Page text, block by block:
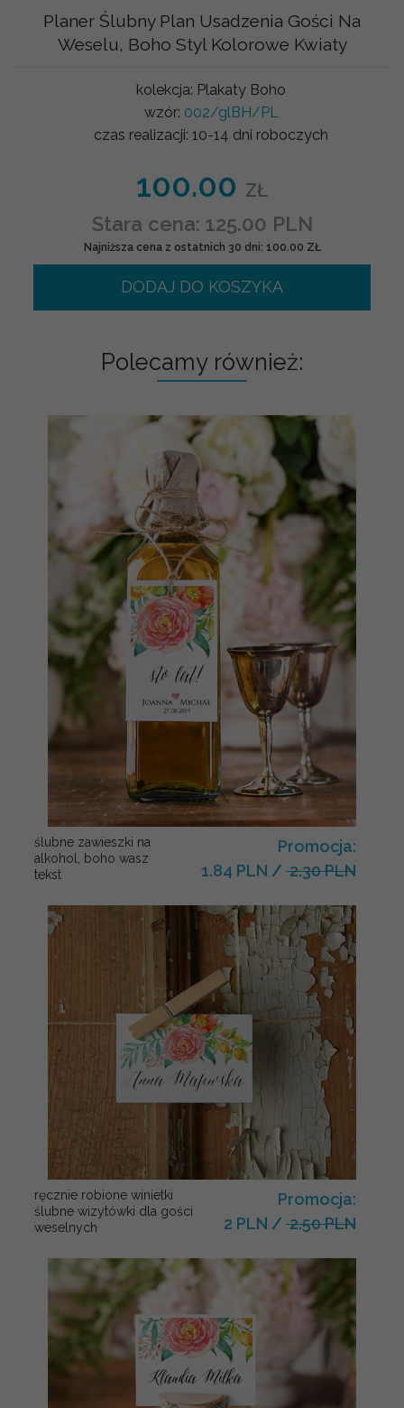
Planer Ślubny Plan Usadzenia Gości Na
Weselu, Boho Styl Kolorowe Kwiaty
kolekcja: Plakaty Boho
wzór: 002/glBH/PL
czas realizacji: 10-14 dni roboczych
100.00 ZŁ
Stara cena: 125.00 PLN
Najniższa cena z ostatnich 30 dni: 100.00 ZŁ
DODAJ DO KOSZYKA
Polecamy również:
ślubne zawieszki na
alkohol, boho wasz
tekst
Promocja:
1.84 PLN / 2.30 PLN
ręcznie robione winietki
ślubne wizytówki dla gości
weselnych
Promocja:
2 PLN / 2.50 PLN